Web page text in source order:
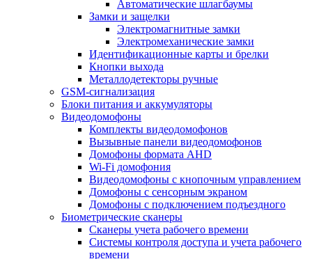
Автоматические шлагбаумы
Замки и защелки
Электромагнитные замки
Электромеханические замки
Идентификационные карты и брелки
Кнопки выхода
Металлодетекторы ручные
GSM-сигнализация
Блоки питания и аккумуляторы
Видеодомофоны
Комплекты видеодомофонов
Вызывные панели видеодомофонов
Домофоны формата AHD
Wi-Fi домофония
Видеодомофоны с кнопочным управлением
Домофоны с сенсорным экраном
Домофоны с подключением подъездного
Биометрические сканеры
Сканеры учета рабочего времени
Системы контроля доступа и учета рабочего
времени